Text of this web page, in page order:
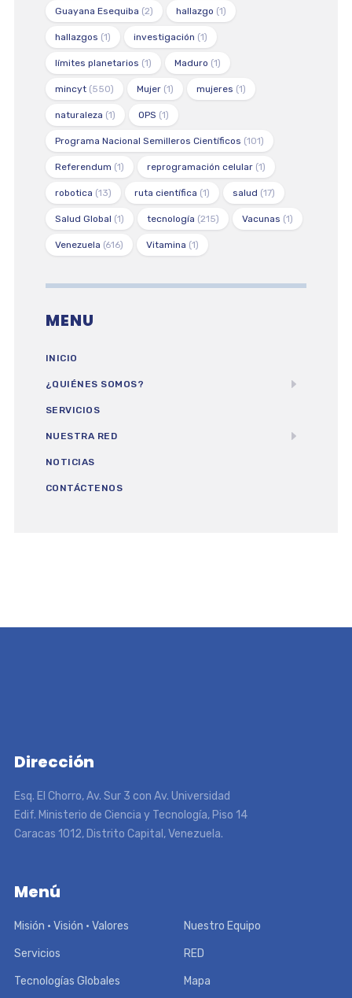
Guayana Esequiba (2) hallazgo (1)
hallazgos (1) investigación (1)
límites planetarios (1) Maduro (1)
mincyt(550) Mujer(1) mujeres (1)
naturaleza (1) OPS (1)
Programa Nacional Semilleros Científicos (101)
Referendum (1) reprogramación celular(1)
robotica (13) ruta científica (1) salud (17)
Salud Global (1) tecnología (215) Vacunas (1)
Venezuela (616) Vitamina (1)
MENU
INICIO
¿QUIÉNES SOMOS?
SERVICIOS
NUESTRA RED
NOTICIAS
CONTÁCTENOS
Dirección
Esq. El Chorro, Av. Sur 3 con Av. Universidad
Edif. Ministerio de Ciencia y Tecnología, Piso 14
Caracas 1012, Distrito Capital, Venezuela.
Menú
Misión • Visión • Valores Nuestro Equipo
Servicios RED
Tecnologías Globales Mapa